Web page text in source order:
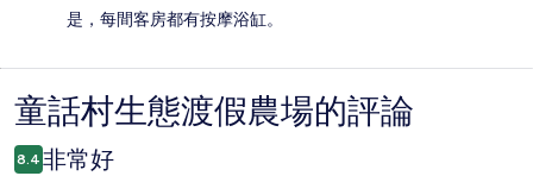
是，每間客房都有按摩浴缸。
評
論
童話村生態渡假農場的評論
8.4 非常好